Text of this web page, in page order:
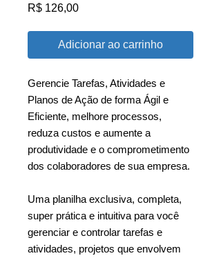
R$ 126,00Preço
Adicionar ao carrinho
Gerencie Tarefas, Atividades e
Planos de Ação de forma Ágil e
Eficiente, melhore processos,
reduza custos e aumente a
produtividade e o comprometimento
dos colaboradores de sua empresa.
Uma planilha exclusiva, completa,
super prática e intuitiva para você
gerenciar e controlar tarefas e
atividades, projetos que envolvem